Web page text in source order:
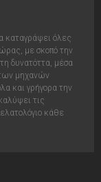
καταγράψει όλες
με σκοπό την
δυνατόττα, μέσα
μηχανών
και γρήγορα την
τις
κάθε